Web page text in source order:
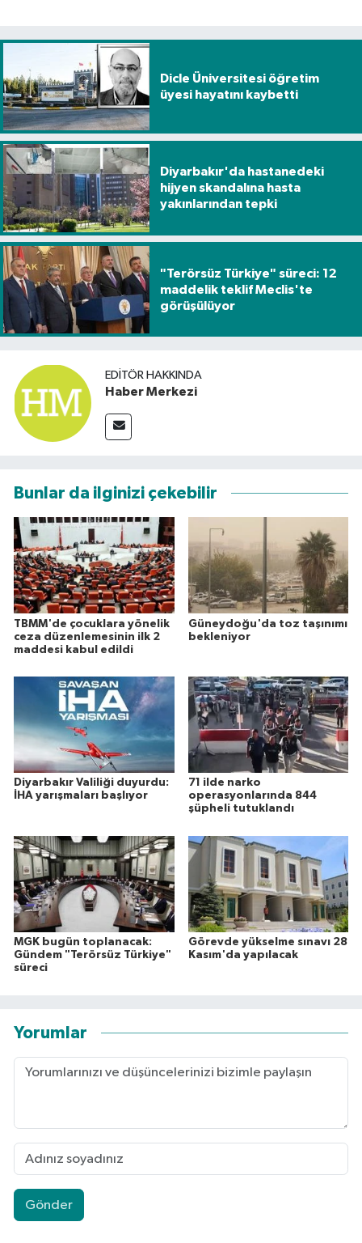
Dicle Üniversitesi öğretim
üyesi hayatını kaybetti
Diyarbakır'da hastanedeki
hijyen skandalına hasta
yakınlarından tepki
"Terörsüz Türkiye" süreci: 12
maddelik teklif Meclis'te
görüşülüyor
EDITÖR HAKKINDA
Haber Merkezi
Bunlar da ilginizi çekebilir
TBMM'de çocuklara yönelik
ceza düzenlemesinin ilk 2
maddesi kabul edildi
Güneydoğu'da toz taşınımı
bekleniyor
Diyarbakır Valiliği duyurdu:
İHA yarışmaları başlıyor
71 ilde narko
operasyonlarında 844
şüpheli tutuklandı
MGK bugün toplanacak:
Gündem "Terörsüz Türkiye"
süreci
Görevde yükselme sınavı 28
Kasım'da yapılacak
Yorumlar
Gönder